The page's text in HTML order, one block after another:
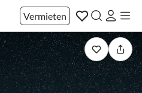
Vermieten